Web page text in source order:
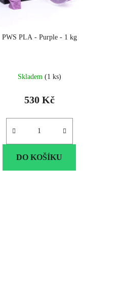
PWS PLA - Purple - 1 kg
Skladem (1 ks)
530 Kč
DO KOŠÍKU